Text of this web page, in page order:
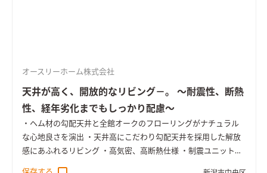
オースリーホーム株式会社
天井が高く、開放的なリビング－。 ～耐震性、断熱
性、経年劣化までもしっかり配慮～
・ヘム材の勾配天井と全館オークのフローリングがナチュラル
な心地良さを演出 ・天井高にこだわり勾配天井を採用した解放
感にあふれるリビング ・高気密、高断熱仕様 ・制震ユニット